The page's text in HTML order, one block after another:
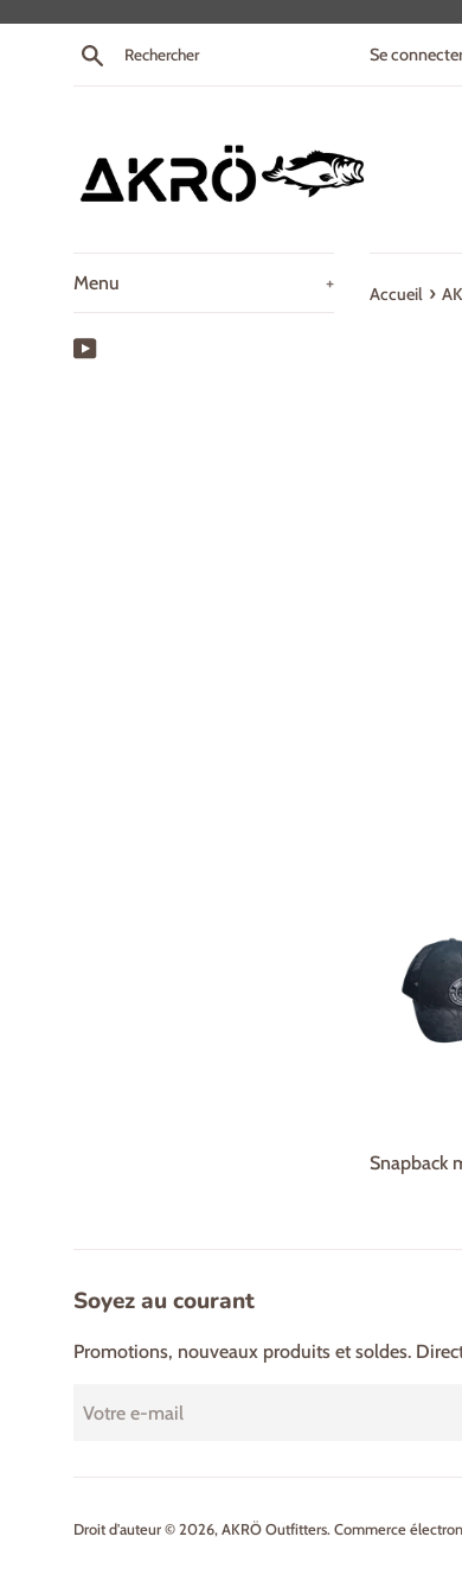
Recherche Se
Menu +
YouTube
Accueil ›
Snapback
Soyez au courant
Promotions, nouveaux produits et soldes.
Droit d'auteur © 2026, AKRÖ Outfitters. Commerce